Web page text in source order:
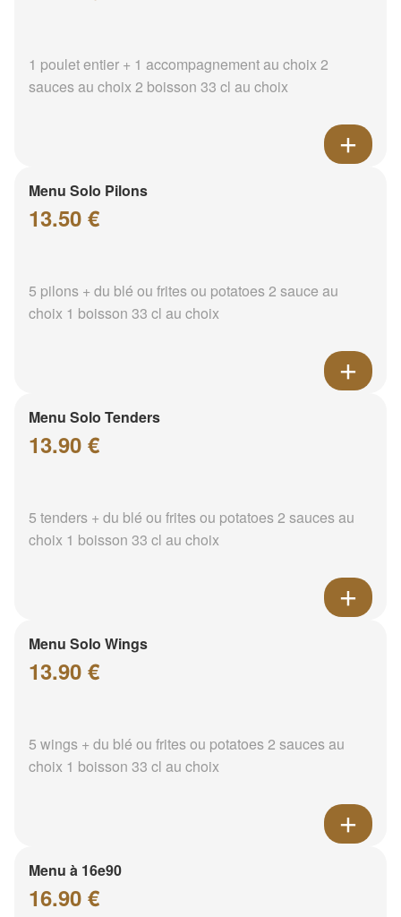
1 poulet entier + 1 accompagnement au choix 2
sauces au choix 2 boisson 33 cl au choix
Menu Solo Pilons
13.50 €
5 pilons + du blé ou frites ou potatoes 2 sauce au
choix 1 boisson 33 cl au choix
Menu Solo Tenders
13.90 €
5 tenders + du blé ou frites ou potatoes 2 sauces au
choix 1 boisson 33 cl au choix
Menu Solo Wings
13.90 €
5 wings + du blé ou frites ou potatoes 2 sauces au
choix 1 boisson 33 cl au choix
Menu à 16e90
16.90 €